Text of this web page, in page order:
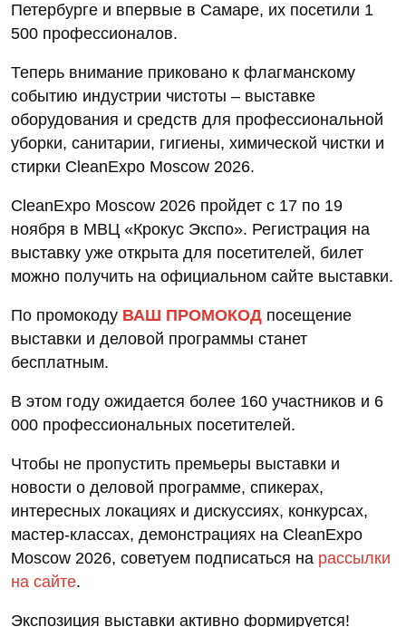
Петербурге и впервые в Самаре, их посетили 1
500 профессионалов.
Теперь внимание приковано к флагманскому
событию индустрии чистоты – выставке
оборудования и средств для профессиональной
уборки, санитарии, гигиены, химической чистки и
стирки CleanExpo Moscow 2026.
CleanExpo Moscow 2026 пройдет с 17 по 19
ноября в МВЦ «Крокус Экспо». Регистрация на
выставку уже открыта для посетителей, билет
можно получить на официальном сайте выставки.
По промокоду ВАШ ПРОМОКОД посещение
выставки и деловой программы станет
бесплатным.
В этом году ожидается более 160 участников и 6
000 профессиональных посетителей.
Чтобы не пропустить премьеры выставки и
новости о деловой программе, спикерах,
интересных локациях и дискуссиях, конкурсах,
мастер-классах, демонстрациях на CleanExpo
Moscow 2026, советуем подписаться на рассылки
на сайте.
Экспозиция выставки активно формируется!